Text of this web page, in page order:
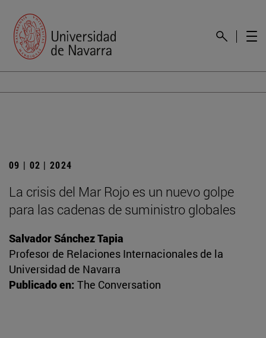
09 | 02 | 2024
La crisis del Mar Rojo es un nuevo golpe
para las cadenas de suministro globales
Salvador Sánchez Tapia
Profesor de Relaciones Internacionales de la
Universidad de Navarra
Publicado en: The Conversation